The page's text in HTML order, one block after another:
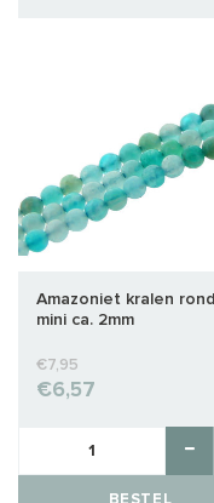
Amazoniet kralen rond
mini ca. 2mm
€7,95
€6,57